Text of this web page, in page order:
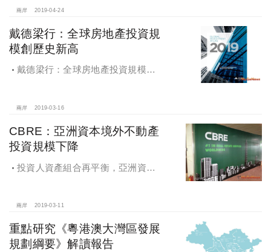
兩岸 2019-04-24
戴德梁行：全球房地產投資規
模創歷史新高
戴德梁行：全球房地產投資規模創
兩岸 2019-03-16
CBRE：亞洲資本境外不動產
投資規模下降
投資人資產組合再平衡，亞洲資本
兩岸 2019-03-11
重點研究《粵港澳大灣區發展
規劃綱要》解讀報告